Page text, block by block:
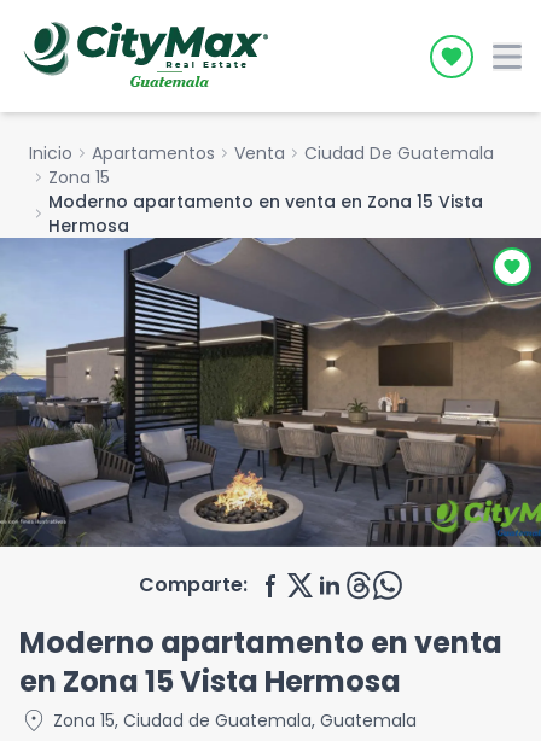
Icon
Inicio chevron_right Apartamentos chevron_right Venta chevron_right Ciudad De Guatemala
chevron_right Zona 15
chevron_right Moderno apartamento en venta en Zona 15 Vista
Hermosa
Comparte:
Moderno apartamento en venta
en Zona 15 Vista Hermosa
location_on Zona 15, Ciudad de Guatemala, Guatemala